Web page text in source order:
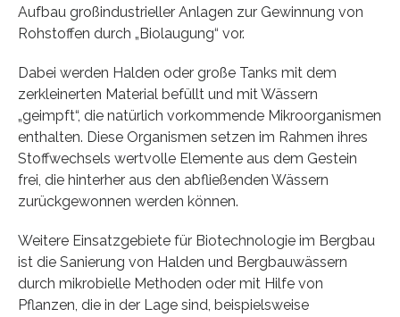
Aufbau großindustrieller Anlagen zur Gewinnung von
Rohstoffen durch „Biolaugung“ vor.
Dabei werden Halden oder große Tanks mit dem
zerkleinerten Material befüllt und mit Wässern
„geimpft“, die natürlich vorkommende Mikroorganismen
enthalten. Diese Organismen setzen im Rahmen ihres
Stoffwechsels wertvolle Elemente aus dem Gestein
frei, die hinterher aus den abfließenden Wässern
zurückgewonnen werden können.
Weitere Einsatzgebiete für Biotechnologie im Bergbau
ist die Sanierung von Halden und Bergbauwässern
durch mikrobielle Methoden oder mit Hilfe von
Pflanzen, die in der Lage sind, beispielsweise